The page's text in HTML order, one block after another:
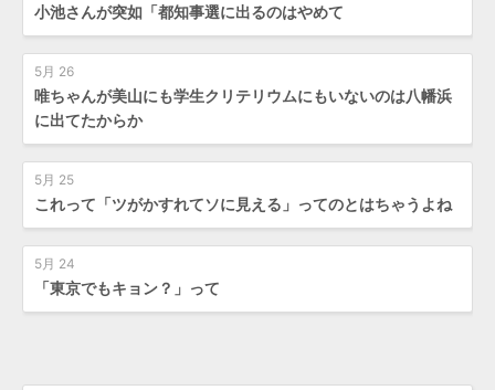
小池さんが突如「都知事選に出るのはやめて
5月 26
唯ちゃんが美山にも学生クリテリウムにもいないのは八幡浜
に出てたからか
5月 25
これって「ツがかすれてソに見える」ってのとはちゃうよね
5月 24
「東京でもキョン？」って